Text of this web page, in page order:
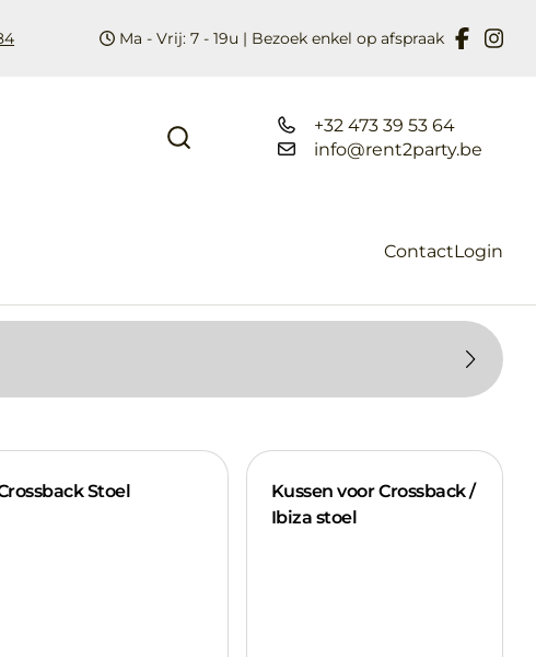
Ma - Vrij: 7 - 19u | Bezoek enkel op afspraak
ContactLogin
+32 473 39 53 64
info@rent2party.be
Stoel
Kussen voor Crossback /
Ibiza stoel